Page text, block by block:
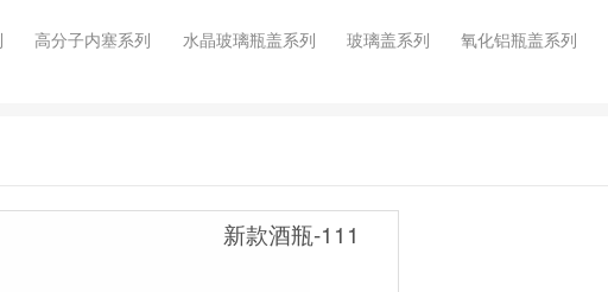
高分子内塞系列 水晶玻璃瓶盖系列 玻璃盖系列 氧化铝瓶盖系列
新款酒瓶-111